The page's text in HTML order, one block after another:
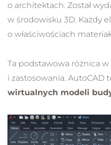
o architektach. Został
w środowisku 3D. Każdy
o właściwościach
Ta podstawowa różnica
i zastosowania. AutoCAD
wirtualnych modeli